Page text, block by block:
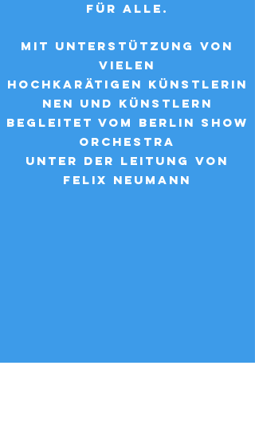
für alle.
Mit Unterstützung von
vielen
hochkarätigen Künstle R in
nen und KünstleRn
begleitet vom Berlin Show
Orchestra
unter der Leitung von
Felix Neumann